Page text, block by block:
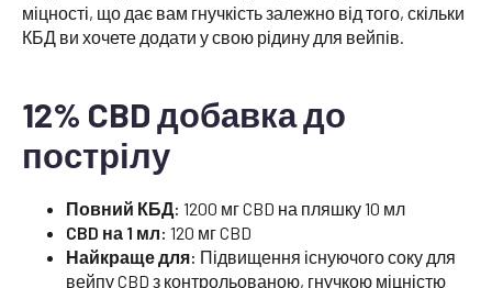
міцності, що дає вам гнучкість залежно від того, скільки
КБД ви хочете додати у свою рідину для вейпів.
12% CBD добавка до
пострілу
Повний КБД: 1200 мг CBD на пляшку 10 мл
CBD на 1 мл: 120 мг CBD
Найкраще для: Підвищення існуючого соку для
вейпу CBD з контрольованою, гнучкою міцністю